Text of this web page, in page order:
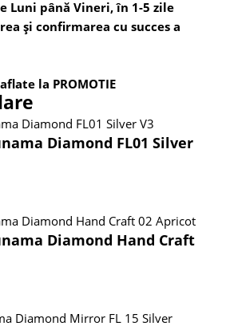
Luni până Vineri, în 1-5 zile
și confirmarea cu succes a
la PROMOTIE
Diamond FL01 Silver
Diamond Hand Craft